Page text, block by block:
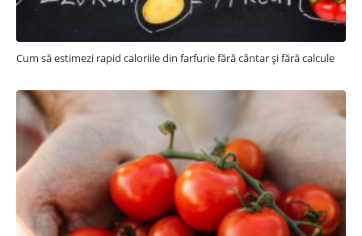
Cum să estimezi rapid caloriile din farfurie fără cântar și fără calcule